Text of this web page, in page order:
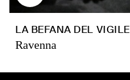
LA BEFANA DEL VIGILE
Ravenna